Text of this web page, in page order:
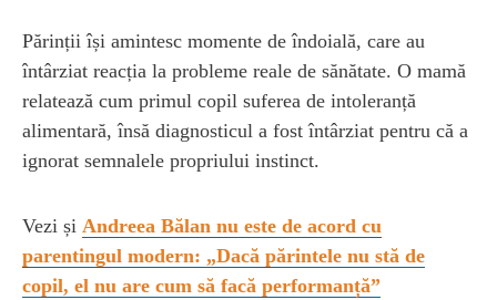
Părinții își amintesc momente de îndoială, care au
întârziat reacția la probleme reale de sănătate. O mamă
relatează cum primul copil suferea de intoleranță
alimentară, însă diagnosticul a fost întârziat pentru că a
ignorat semnalele propriului instinct.
Vezi și Andreea Bălan nu este de acord cu
parentingul modern: „Dacă părintele nu stă de
copil, el nu are cum să facă performanță”